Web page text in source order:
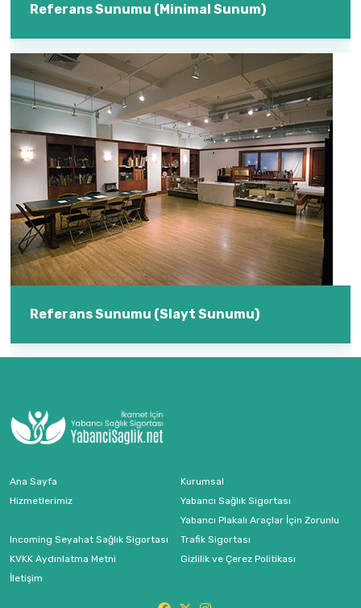
Referans Sunumu (Minimal Sunum)
Referans Sunumu (Slayt Sunumu)
Ana Sayfa
Kurumsal
Hizmetlerimiz
Yabancı Sağlık Sigortası
Incoming Seyahat Sağlık Sigortası
Yabancı Plakalı Araçlar İçin Zorunlu
Trafik Sigortası
KVKK Aydınlatma Metni
Gizlilik ve Çerez Politikası
İletişim